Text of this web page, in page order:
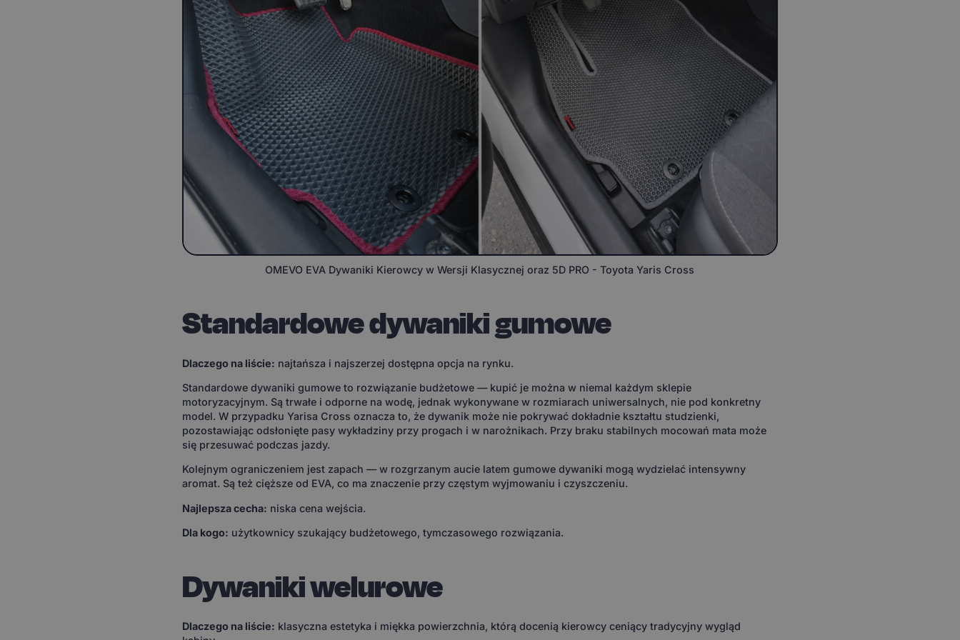
OMEVO EVA Dywaniki Kierowcy w Wersji Klasycznej oraz 5D PRO - Toyota Yaris Cross
Standardowe dywaniki gumowe
Dlaczego na liście: najtańsza i najszerzej dostępna opcja na rynku.
Standardowe dywaniki gumowe to rozwiązanie budżetowe — kupić je można w niemal każdym sklepie
motoryzacyjnym. Są trwałe i odporne na wodę, jednak wykonywane w rozmiarach uniwersalnych, nie pod konkretny
model. W przypadku Yarisa Cross oznacza to, że dywanik może nie pokrywać dokładnie kształtu studzienki,
pozostawiając odsłonięte pasy wykładziny przy progach i w narożnikach. Przy braku stabilnych mocowań mata może
się przesuwać podczas jazdy.
Kolejnym ograniczeniem jest zapach — w rozgrzanym aucie latem gumowe dywaniki mogą wydzielać intensywny
aromat. Są też cięższe od EVA, co ma znaczenie przy częstym wyjmowaniu i czyszczeniu.
Najlepsza cecha: niska cena wejścia.
Dla kogo: użytkownicy szukający budżetowego, tymczasowego rozwiązania.
Dywaniki welurowe
Dlaczego na liście: klasyczna estetyka i miękka powierzchnia, którą docenią kierowcy ceniący tradycyjny wygląd